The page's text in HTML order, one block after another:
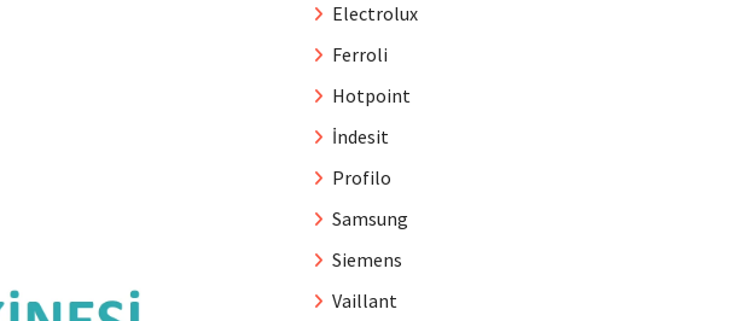
Electrolux
Ferroli
Hotpoint
İndesit
Profilo
Samsung
Siemens
Vaillant